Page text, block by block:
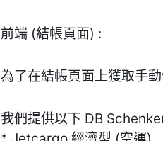
前端 (結帳頁面) :
為了在結帳頁面上獲取手
我們提供以下 DB